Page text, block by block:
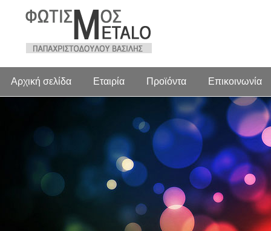
Αρχική σελίδα Εταιρία Προϊόντα Επικοινωνία